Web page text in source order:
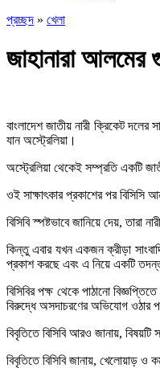
প্রচ্ছদ » খেলা
জাহানারা
বাংলাদেশ জাতীয় নারী ক্রিকেট
যান অস্ট্রেলিয়া।
অস্ট্রেলিয়া থেকেই সম্প্রতি একটি
ওই সাক্ষাৎকার প্রকাশের পর
বিসিবি স্পষ্টভাবে জানিয়ে দেয়,
কিন্তু এবার যখন একজন ক্রীড়া
প্রকাশ করছে এবং এ নিয়ে একটি
বিসিবির পক্ষ থেকে পাঠানো
বিরুদ্ধে অসদাচরণের অভিযোগ ওঠার
বিবৃতিতে বিসিবি আরও জানায়,
বিবৃতিতে বিসিবি জানায়, খেলোয়াড়